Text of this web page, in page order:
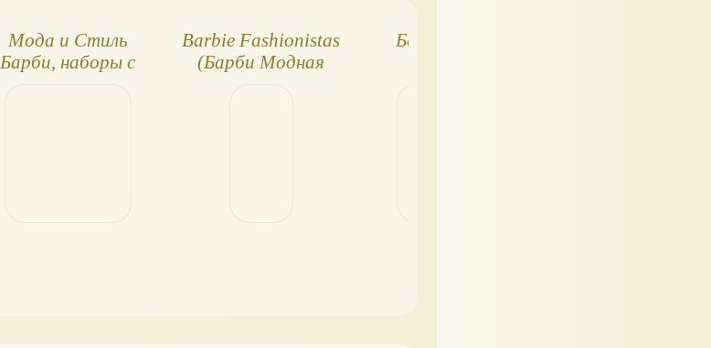
Мода и Стиль
Барби, наборы с
Barbie Fashionistas
(Барби Модная
Барби Мода и